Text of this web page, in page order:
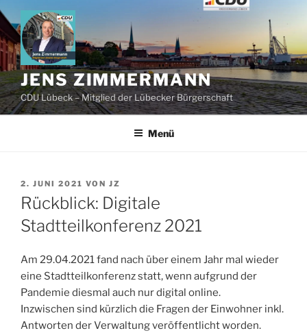
Zum
Inhalt
springen
JENS ZIMMERMANN
CDU Lübeck – Mitglied der Lübecker Bürgerschaft
Menü
VERÖFFENTLICHT
AM
2. JUNI 2021 VON JZ
Rückblick: Digitale
Stadtteilkonferenz 2021
Am 29.04.2021 fand nach über einem Jahr mal wieder
eine Stadtteilkonferenz statt, wenn aufgrund der
Pandemie diesmal auch nur digital online.
Inzwischen sind kürzlich die Fragen der Einwohner inkl.
Antworten der Verwaltung veröffentlicht worden.